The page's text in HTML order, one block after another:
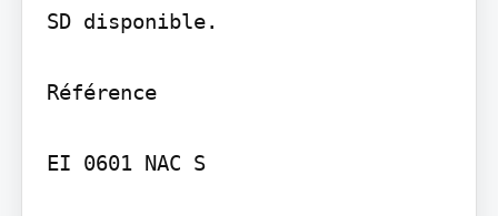
SD disponible.
Référence
EI 0601 NAC S